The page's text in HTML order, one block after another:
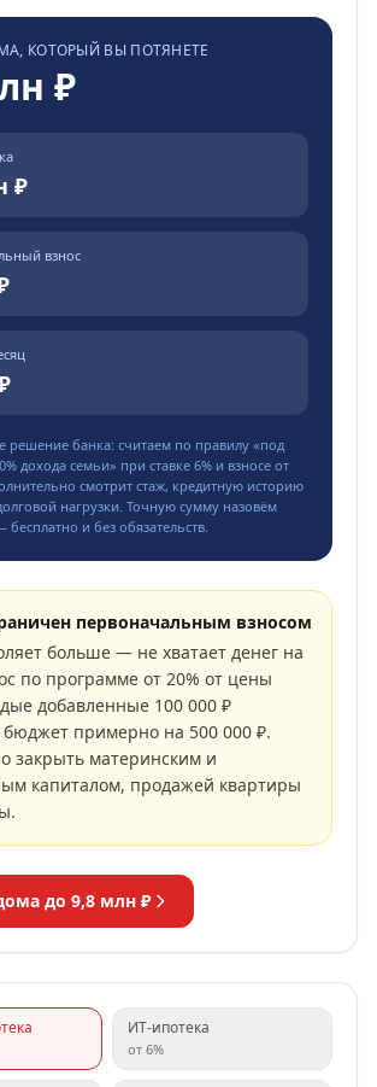
КОТОРЫЙ ВЫ ПОТЯНЕТЕ
₽
₽
взнос
решение банка: считаем по правилу «под
% дохода семьи» при ставке 6% и взносе от
смотрит стаж, кредитную историю
нагрузки. Точную сумму назовём
бесплатно и без обязательств.
первоначальным взносом
больше — не хватает денег на
по программе от 20% от цены
добавленные 100 000 ₽
примерно на 500 000 ₽.
закрыть материнским и
капиталом, продажей квартиры
до 9,8 млн ₽
ИТ-ипотека
от 6%